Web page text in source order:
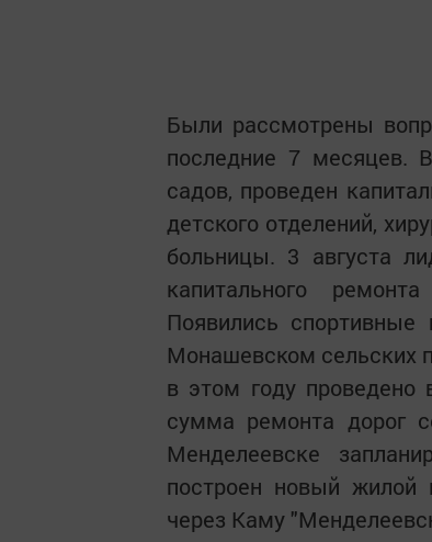
Были рассмотрены
последние 7 месяцев.
садов, проведен
детского отделений,
больницы. 3 августа
капитального
Появились
Монашевском сельских
в этом году
сумма ремонта дорог
Менделеевске
построен новый жилой
через Каму